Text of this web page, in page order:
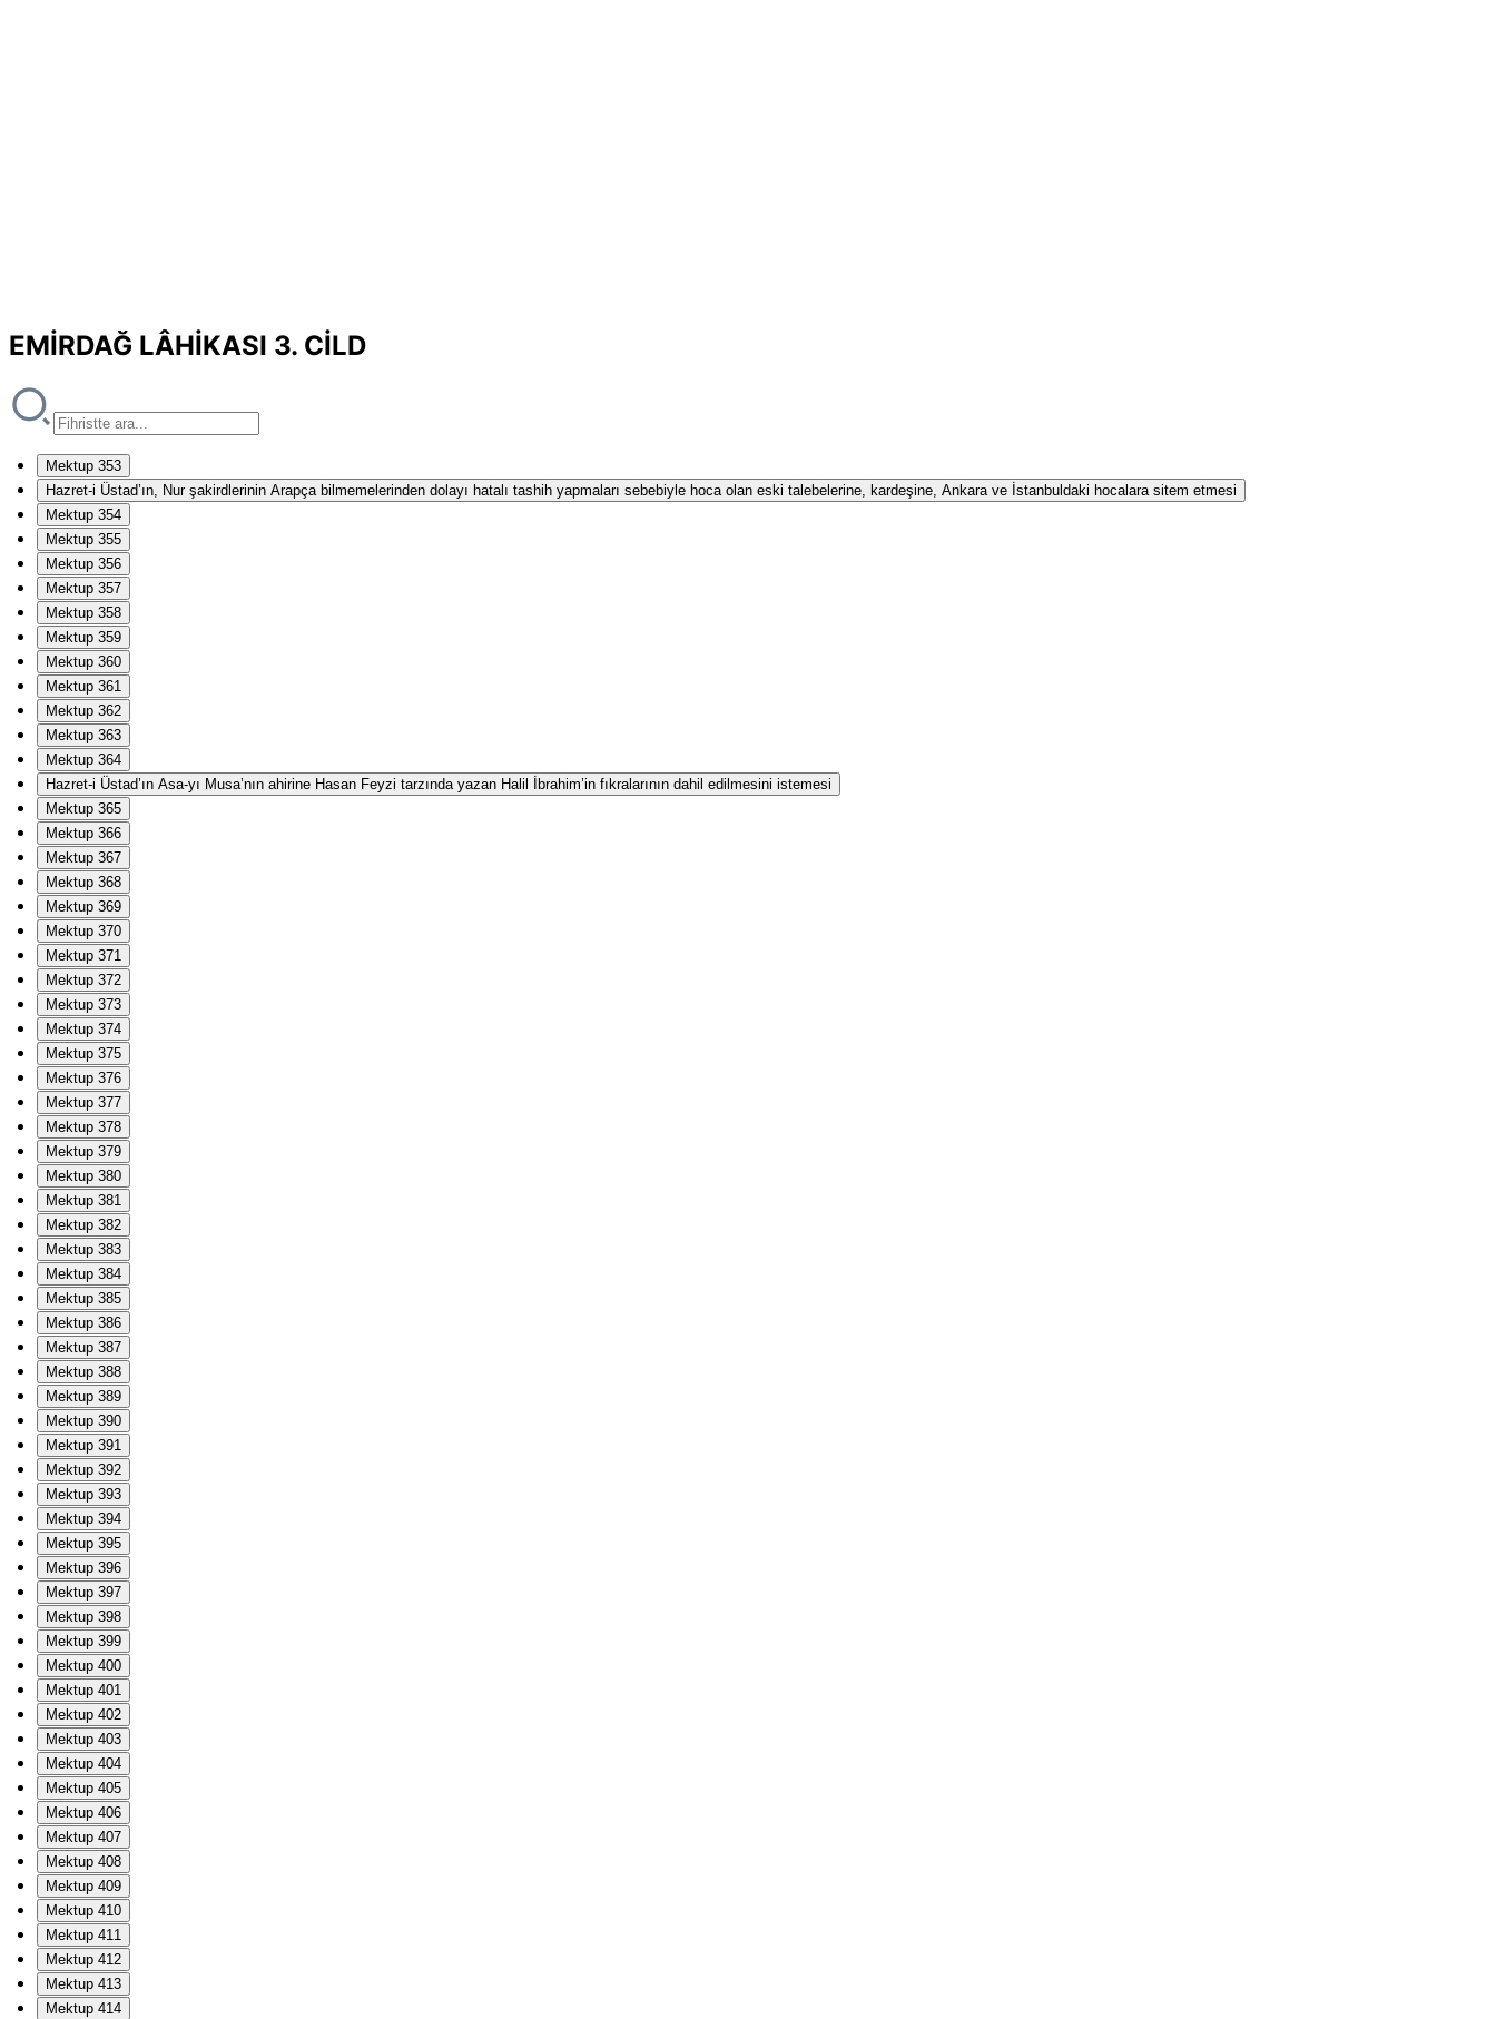
EMİRDAĞ LÂHİKASI 3. CİLD
Mektup 353
Hazret-i Üstad’ın, Nur şakirdlerinin Arapça bilmemelerinden dolayı hatalı tashih yapmaları sebebiyle hoca olan eski talebelerine, kardeşine, Ankara ve İstanbuldaki hocalara sitem etmesi
Mektup 354
Mektup 355
Mektup 356
Mektup 357
Mektup 358
Mektup 359
Mektup 360
Mektup 361
Mektup 362
Mektup 363
Mektup 364
Hazret-i Üstad’ın Asa-yı Musa’nın ahirine Hasan Feyzi tarzında yazan Halil İbrahim’in fıkralarının dahil edilmesini istemesi
Mektup 365
Mektup 366
Mektup 367
Mektup 368
Mektup 369
Mektup 370
Mektup 371
Mektup 372
Mektup 373
Mektup 374
Mektup 375
Mektup 376
Mektup 377
Mektup 378
Mektup 379
Mektup 380
Mektup 381
Mektup 382
Mektup 383
Mektup 384
Mektup 385
Mektup 386
Mektup 387
Mektup 388
Mektup 389
Mektup 390
Mektup 391
Mektup 392
Mektup 393
Mektup 394
Mektup 395
Mektup 396
Mektup 397
Mektup 398
Mektup 399
Mektup 400
Mektup 401
Mektup 402
Mektup 403
Mektup 404
Mektup 405
Mektup 406
Mektup 407
Mektup 408
Mektup 409
Mektup 410
Mektup 411
Mektup 412
Mektup 413
Mektup 414